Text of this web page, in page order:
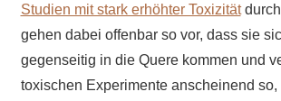
Studien mit stark erhöhter Toxizität
gehen dabei offenbar so vor, dass sie
gegenseitig in die Quere kommen und
toxischen Experimente anscheinend so,